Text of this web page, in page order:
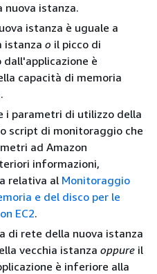
nuova istanza.
istanza è uguale a
istanza o il picco di
è
capacità di memoria
i parametri di utilizzo della
script di monitoraggio che
ad Amazon
informazioni,
relativa al Monitoraggio
e del disco per le
EC2.
di rete della nuova istanza
vecchia istanza oppure il
è inferiore alla